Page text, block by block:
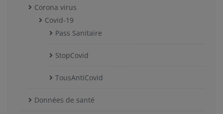
Corona virus
Covid-19
Pass Sanitaire
StopCovid
TousAntiCovid
Données de santé